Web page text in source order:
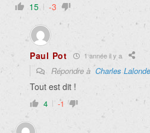
15 -3
Paul Pot 1 année il y a
Répondre à Charles Lalonde
Tout est dit !
4 -1